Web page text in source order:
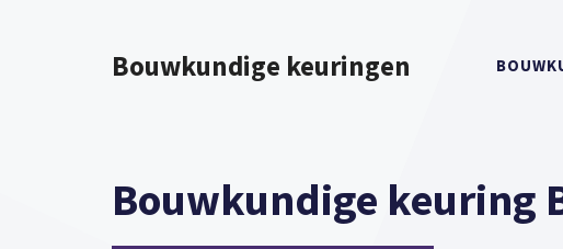
Bouwkundige keuringen
Bouwkundige keuring